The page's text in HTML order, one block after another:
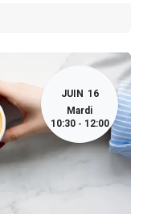
JUIN 16
Mardi
10:30 - 12:00